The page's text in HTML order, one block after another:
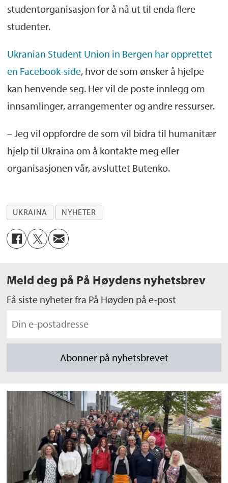
studentorganisasjon for å nå ut til enda flere
studenter.
Ukranian Student Union in Bergen har opprettet
en Facebook-side, hvor de som ønsker å hjelpe
kan henvende seg. Her vil de poste innlegg om
innsamlinger, arrangementer og andre ressurser.
– Jeg vil oppfordre de som vil bidra til humanitær
hjelp til Ukraina om å kontakte meg eller
organisasjonen vår, avsluttet Butenko.
UKRAINA NYHETER
Meld deg på På Høydens nyhetsbrev
Få siste nyheter fra På Høyden på e-post